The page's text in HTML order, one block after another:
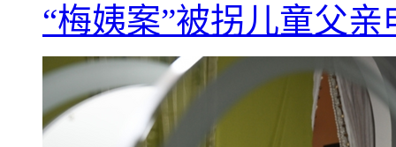
“梅姨案”被拐儿童父